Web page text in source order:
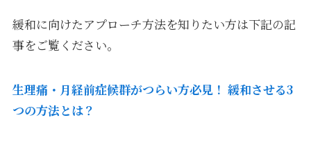
緩和に向けたアプローチ方法を知りたい方は下記の記
事をご覧ください。
生理痛・月経前症候群がつらい方必見！ 緩和させる3
つの方法とは？